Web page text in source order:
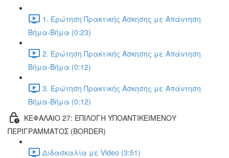
1. Ερώτηση Πρακτικής Άσκησης με Απάντηση
Βήμα-Βήμα (0:23)
2. Ερώτηση Πρακτικής Άσκησης με Απάντηση
Βήμα-Βήμα (0:12)
3. Ερώτηση Πρακτικής Άσκησης με Απάντηση
Βήμα-Βήμα (0:12)
ΚΕΦΑΛΑΙΟ 27: ΕΠΙΛΟΓΗ ΥΠΟΑΝΤΙΚΕΙΜΕΝΟΥ
ΠΕΡΙΓΡΑΜΜΑΤΟΣ (BORDER)
Διδασκαλία με Video (3:51)